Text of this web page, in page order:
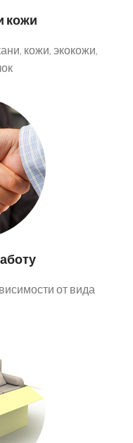
кожи
кожи, экокожи,
от вида